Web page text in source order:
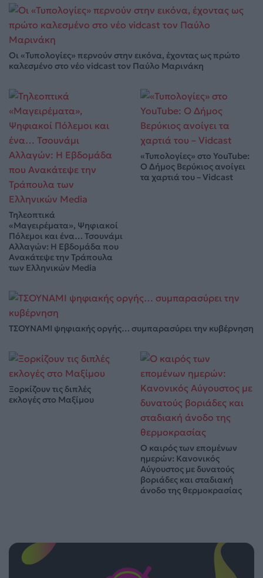
Οι «Τυπολογίες» περνούν στην εικόνα, έχοντας ως πρώτο
καλεσμένο στο νέο vidcast τον Παύλο Μαρινάκη
Τηλεοπτικά
«Μαγειρέματα», Ψηφιακοί
Πόλεμοι και ένα… Τσουνάμι
Αλλαγών: Η Εβδομάδα που
Ανακάτεψε την Τράπουλα
των Ελληνικών Media
«Τυπολογίες» στο YouTube:
Ο Δήμος Βερύκιος ανοίγει
τα χαρτιά του – Vidcast
ΤΣΟΥΝΑΜΙ ψηφιακής οργής… συμπαρασύρει την κυβέρνηση
Ξορκίζουν τις διπλές
εκλογές στο Μαξίμου
Ο καιρός των επομένων
ημερών: Κανονικός
Αύγουστος με δυνατούς
βοριάδες και σταδιακή
άνοδο της θερμοκρασίας